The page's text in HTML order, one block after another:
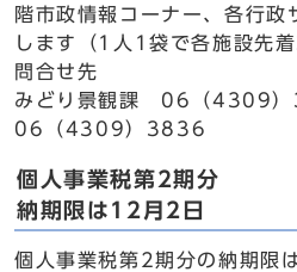
階市政情報コーナー、各行政
します（1人1袋で各施設先
問合せ先
みどり景観課 06（4309
06（4309）3836
個人事業税第2期分
納期限は12月2日
個人事業税第2期分の納期限